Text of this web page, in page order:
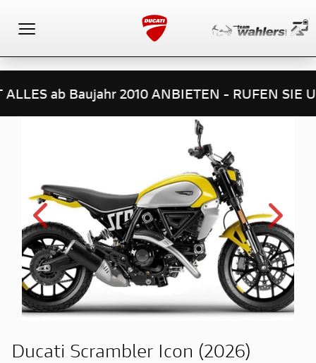
ab Baujahr 2010 ANBIETEN - RUFEN
Ducati Scrambler Icon (2026)